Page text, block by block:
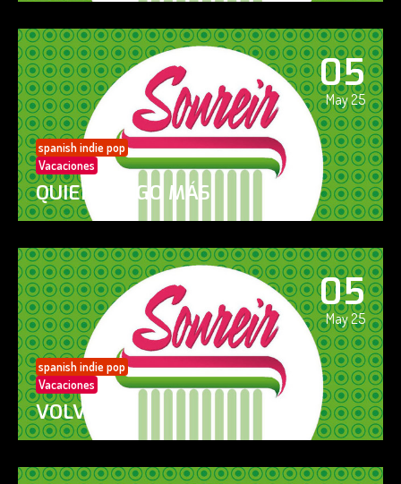
05
May 25
spanish indie pop
Vacaciones
QUIERO ALGO MÁS
05
May 25
spanish indie pop
Vacaciones
VOLVERÁS